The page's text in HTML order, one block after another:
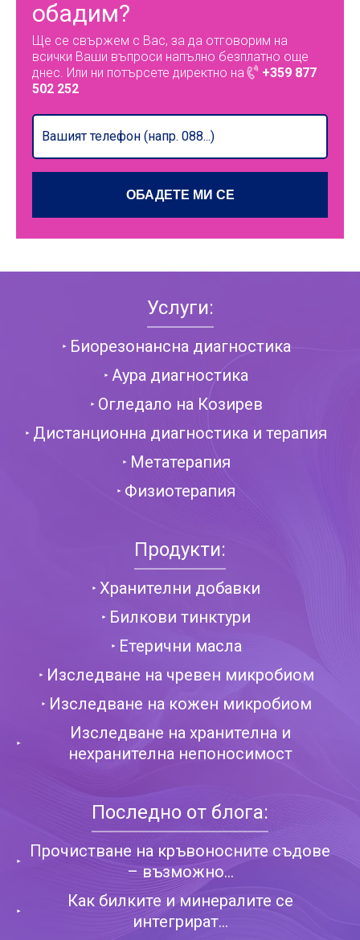
обадим?
Ще се свържем с Вас, за да отговорим на
всички Ваши въпроси напълно безплатно още
днес. Или ни потърсете директно на
+359 877
502 252
Услуги:
Биорезонансна диагностика
Аура диагностика
Огледало на Козирев
Дистанционна диагностика и терапия
Метатерапия
Физиотерапия
Продукти:
Хранителни добавки
Билкови тинктури
Етерични масла
Изследване на чревен микробиом
Изследване на кожен микробиом
Изследване на хранителна и
нехранителна непоносимост
Последно от блога:
Прочистване на кръвоносните съдове
– възможно...
Как билките и минералите се
интегрират...